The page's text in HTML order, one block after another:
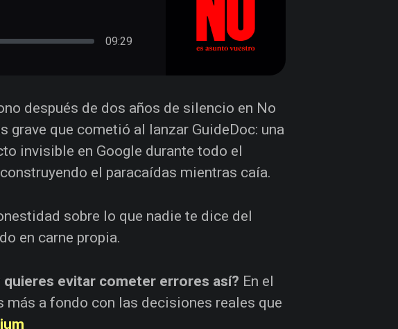
09:29
después de dos años de silencio en No
grave que cometió al lanzar GuideDoc: una
invisible en Google durante todo el
el paracaídas mientras caía.
sobre lo que nadie te dice del
en carne propia.
evitar cometer errores así? En el
a fondo con las decisiones reales que